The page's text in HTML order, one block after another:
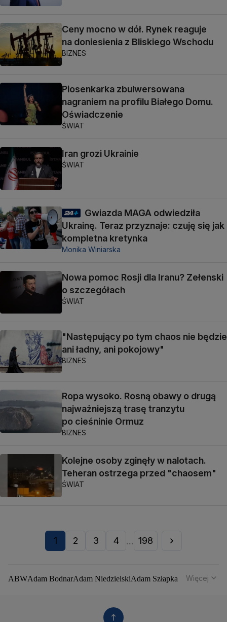
Ceny mocno w dół. Rynek reaguje
na doniesienia z Bliskiego Wschodu
BIZNES
Piosenkarka zbulwersowana
nagraniem na profilu Białego Domu.
Oświadczenie
ŚWIAT
Iran grozi Ukrainie
ŚWIAT
Gwiazda MAGA odwiedziła
Ukrainę. Teraz przyznaje: czuję się jak
kompletna kretynka
Monika Winiarska
Nowa pomoc Rosji dla Iranu? Zełenski
o szczegółach
ŚWIAT
"Następujący po tym chaos nie będzie
ani ładny, ani pokojowy"
BIZNES
Ropa wysoko. Rosną obawy o drugą
najważniejszą trasę tranzytu
po cieśninie Ormuz
BIZNES
Kolejne osoby zginęły w nalotach.
Teheran ostrzega przed "chaosem"
ŚWIAT
1 2 3 4 ... 198
ABWAdam BodnarAdam NiedzielskiAdam Szłapka
Aleksander Kwaśniewski
Więcej